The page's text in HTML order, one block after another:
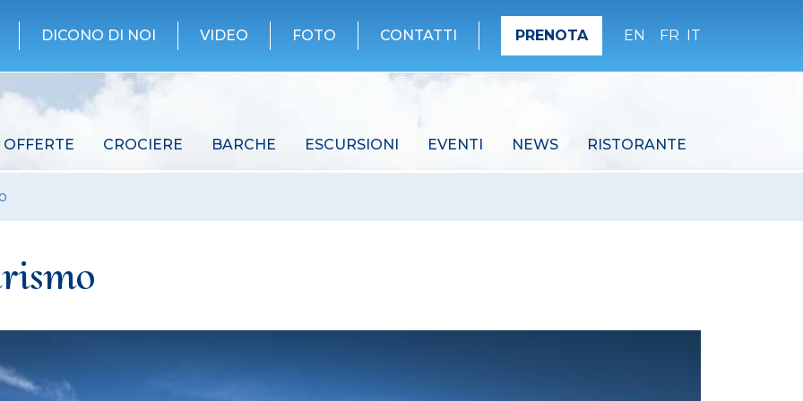
DICONO DI NOI VIDEO FOTO CONTATTI PRENOTA EN FR IT
OFFERTE CROCIERE BARCHE ESCURSIONI EVENTI NEWS RISTORANTE